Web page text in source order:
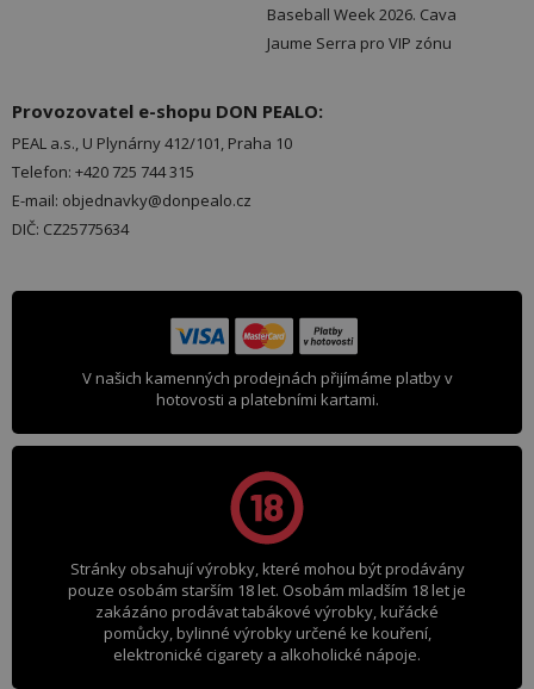
Baseball Week 2026. Cava
Jaume Serra pro VIP zónu
Provozovatel e-shopu DON PEALO:
PEAL a.s., U Plynárny 412/101, Praha 10
Telefon: +420 725 744 315
E-mail: objednavky@donpealo.cz
DIČ: CZ25775634
V našich kamenných prodejnách přijímáme platby v
hotovosti a platebními kartami.
Stránky obsahují výrobky, které mohou být prodávány
pouze osobám starším 18 let. Osobám mladším 18 let je
zakázáno prodávat tabákové výrobky, kuřácké
pomůcky, bylinné výrobky určené ke kouření,
elektronické cigarety a alkoholické nápoje.